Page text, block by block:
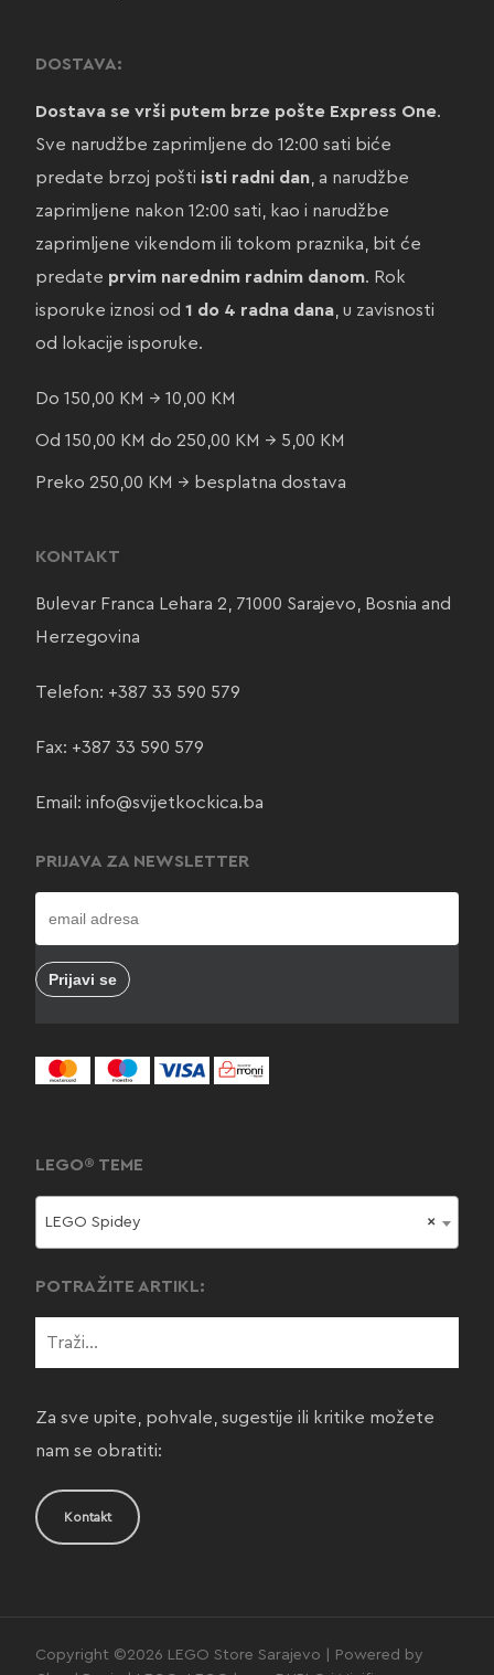
DOSTAVA:
Dostava se vrši putem brze pošte Express One.
Sve narudžbe zaprimljene do 12:00 sati biće
predate brzoj pošti isti radni dan, a narudžbe
zaprimljene nakon 12:00 sati, kao i narudžbe
zaprimljene vikendom ili tokom praznika, bit će
predate prvim narednim radnim danom. Rok
isporuke iznosi od 1 do 4 radna dana, u zavisnosti
od lokacije isporuke.
Do 150,00 KM → 10,00 KM
Od 150,00 KM do 250,00 KM → 5,00 KM
Preko 250,00 KM → besplatna dostava
KONTAKT
Bulevar Franca Lehara 2, 71000 Sarajevo, Bosnia and
Herzegovina
Telefon: +387 33 590 579
Fax: +387 33 590 579
Email: info@svijetkockica.ba
PRIJAVA ZA NEWSLETTER
LEGO® TEME
×
LEGO Spidey
POTRAŽITE ARTIKL:
Za sve upite, pohvale, sugestije ili kritike možete
nam se obratiti:
Kontakt
Copyright ©2026 LEGO Store Sarajevo | Powered by